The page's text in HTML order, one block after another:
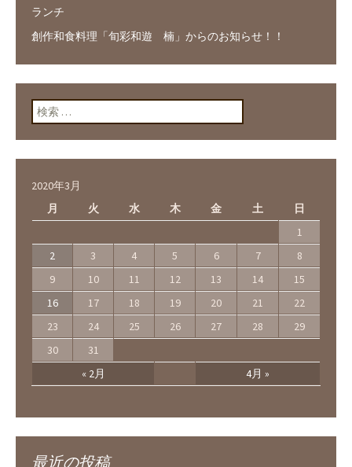
ランチ
創作和食料理「旬彩和遊 楠」からのお知らせ！！
検索:
2020年3月
月
火 水 木 金 土 日
« 2月 4月 »
1
2
3 4 5 6 7
8
9
10 11 12 13 14
15
16
17 18 19 20 21
22
23
24 25 26 27 28
29
30
31
最近の投稿